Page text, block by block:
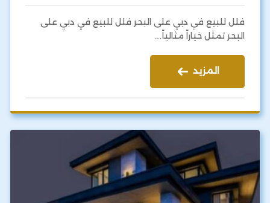
فلل للبيع في دبي على البحر فلل للبيع في دبي على
البحر تمثل خياراً مثالياً…
المزيد